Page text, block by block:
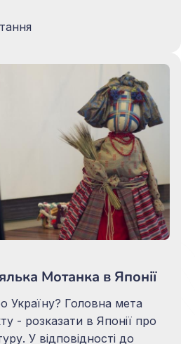
символ влади — були часи,
тільки
Мотанка в Японії
Україну? Головна мета
- розказати в Японії про
до